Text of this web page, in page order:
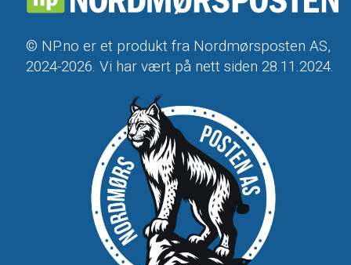
© NP.no er et produkt fra Nordmørsposten AS,
2024-2026. Vi har vært på nett siden 28.11.2024.